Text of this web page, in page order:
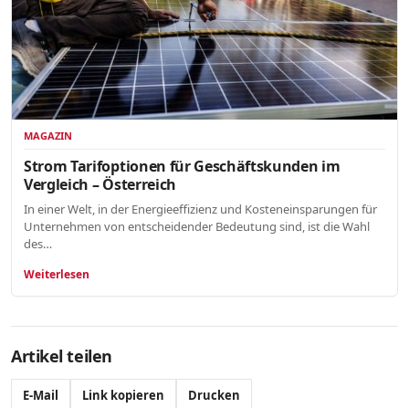
MAGAZIN
Strom Tarifoptionen für Geschäftskunden im
Vergleich – Österreich
In einer Welt, in der Energieeffizienz und Kosteneinsparungen für
Unternehmen von entscheidender Bedeutung sind, ist die Wahl
des…
Weiterlesen
Artikel teilen
E-Mail Link kopieren Drucken